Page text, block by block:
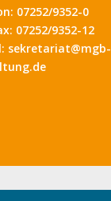
07252/9352-0
07252/9352-12
sekretariat@mgb-